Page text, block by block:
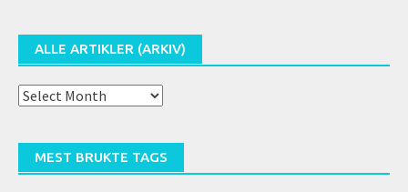
ALLE ARTIKLER (ARKIV)
Alle
(arkiv)
MEST BRUKTE TAGS